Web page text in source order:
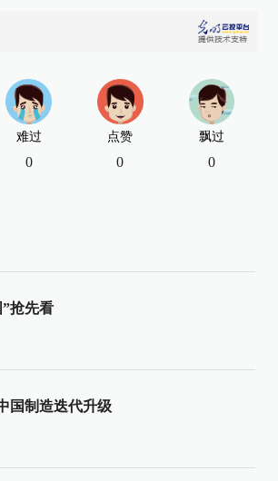
难过
0
点赞
0
飘过
0
抢先看
国制造迭代升级